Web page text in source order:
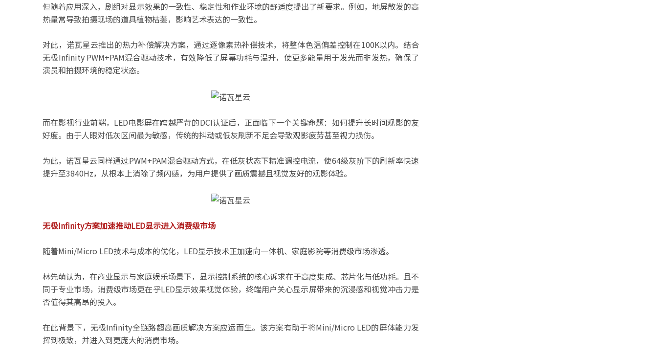
但随着应用深入，剧组对显示效果的一致性、稳定性和作业环境的舒适度提出了新要求。例如，地屏散发的高
热量常导致拍摄现场的道具植物枯萎，影响艺术表达的一致性。
对此，诺瓦星云推出的热力补偿解决方案，通过逐像素热补偿技术，将整体色温偏差控制在100K以内。结合
无极Infinity PWM+PAM混合驱动技术，有效降低了屏幕功耗与温升，使更多能量用于发光而非发热，确保了
演员和拍摄环境的稳定状态。
而在影视行业前端，LED电影屏在跨越严苛的DCI认证后，正面临下一个关键命题：如何提升长时间观影的友
好度。由于人眼对低灰区间最为敏感，传统的抖动或低灰刷新不足会导致观影疲劳甚至视力损伤。
为此，诺瓦星云同样通过PWM+PAM混合驱动方式，在低灰状态下精准调控电流，使64级灰阶下的刷新率快速
提升至3840Hz，从根本上消除了频闪感，为用户提供了画质震撼且视觉友好的观影体验。
无极Infinity方案加速推动LED显示进入消费级市场
随着Mini/Micro LED技术与成本的优化，LED显示技术正加速向一体机、家庭影院等消费级市场渗透。
林先萌认为，在商业显示与家庭娱乐场景下，显示控制系统的核心诉求在于高度集成、芯片化与低功耗。且不
同于专业市场，消费级市场更在乎LED显示效果视觉体验，终端用户关心显示屏带来的沉浸感和视觉冲击力是
否值得其高昂的投入。
在此背景下，无极Infinity全链路超高画质解决方案应运而生。该方案有助于将Mini/Micro LED的屏体能力发
挥到极致，并进入到更庞大的消费市场。